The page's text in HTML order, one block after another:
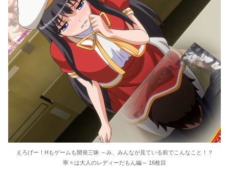
えろげー！Hもゲームも開発三昧 ～み、みんなが見ている前でこんなこと！？
寧々は大人のレディーだもん編～ 16枚目